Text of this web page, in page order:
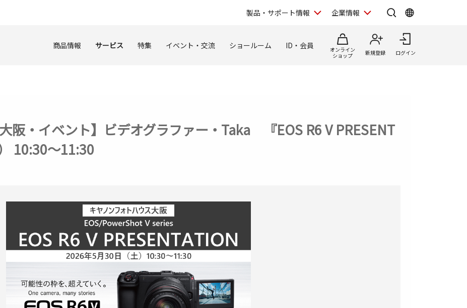
製品・サポート情報 企業情報
商品情報 サービス 特集 イベント・交流 ショールーム ID・会員
オンライン
ショップ
新規登録 ログイン
阪・イベント】ビデオグラファー・Taka 『EOS R6 V PRESENT
10:30～11:30